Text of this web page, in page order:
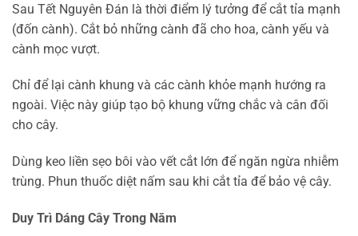
Sau Tết Nguyên Đán là thời điểm lý tưởng để cắt tỉa mạnh
(đốn cành). Cắt bỏ những cành đã cho hoa, cành yếu và
cành mọc vượt.
Chỉ để lại cành khung và các cành khỏe mạnh hướng ra
ngoài. Việc này giúp tạo bộ khung vững chắc và cân đối
cho cây.
Dùng keo liền sẹo bôi vào vết cắt lớn để ngăn ngừa nhiễm
trùng. Phun thuốc diệt nấm sau khi cắt tỉa để bảo vệ cây.
Duy Trì Dáng Cây Trong Năm